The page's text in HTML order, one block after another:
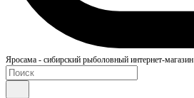
Яросама - сибирский рыболовный интернет-магазин